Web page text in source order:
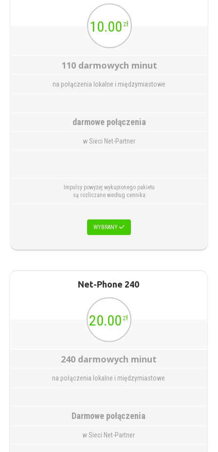
10.00 zł
110 darmowych minut
na połączenia lokalne i międzymiastowe
darmowe połączenia
w Sieci Net-Partner
Impulsy powyżej wykupionego pakietu
są rozliczane według cennika
WYBRANY
Net-Phone 240
20.00 zł
240 darmowych minut
na połączenia lokalne i międzymiastowe
Darmowe połączenia
w Sieci Net-Partner